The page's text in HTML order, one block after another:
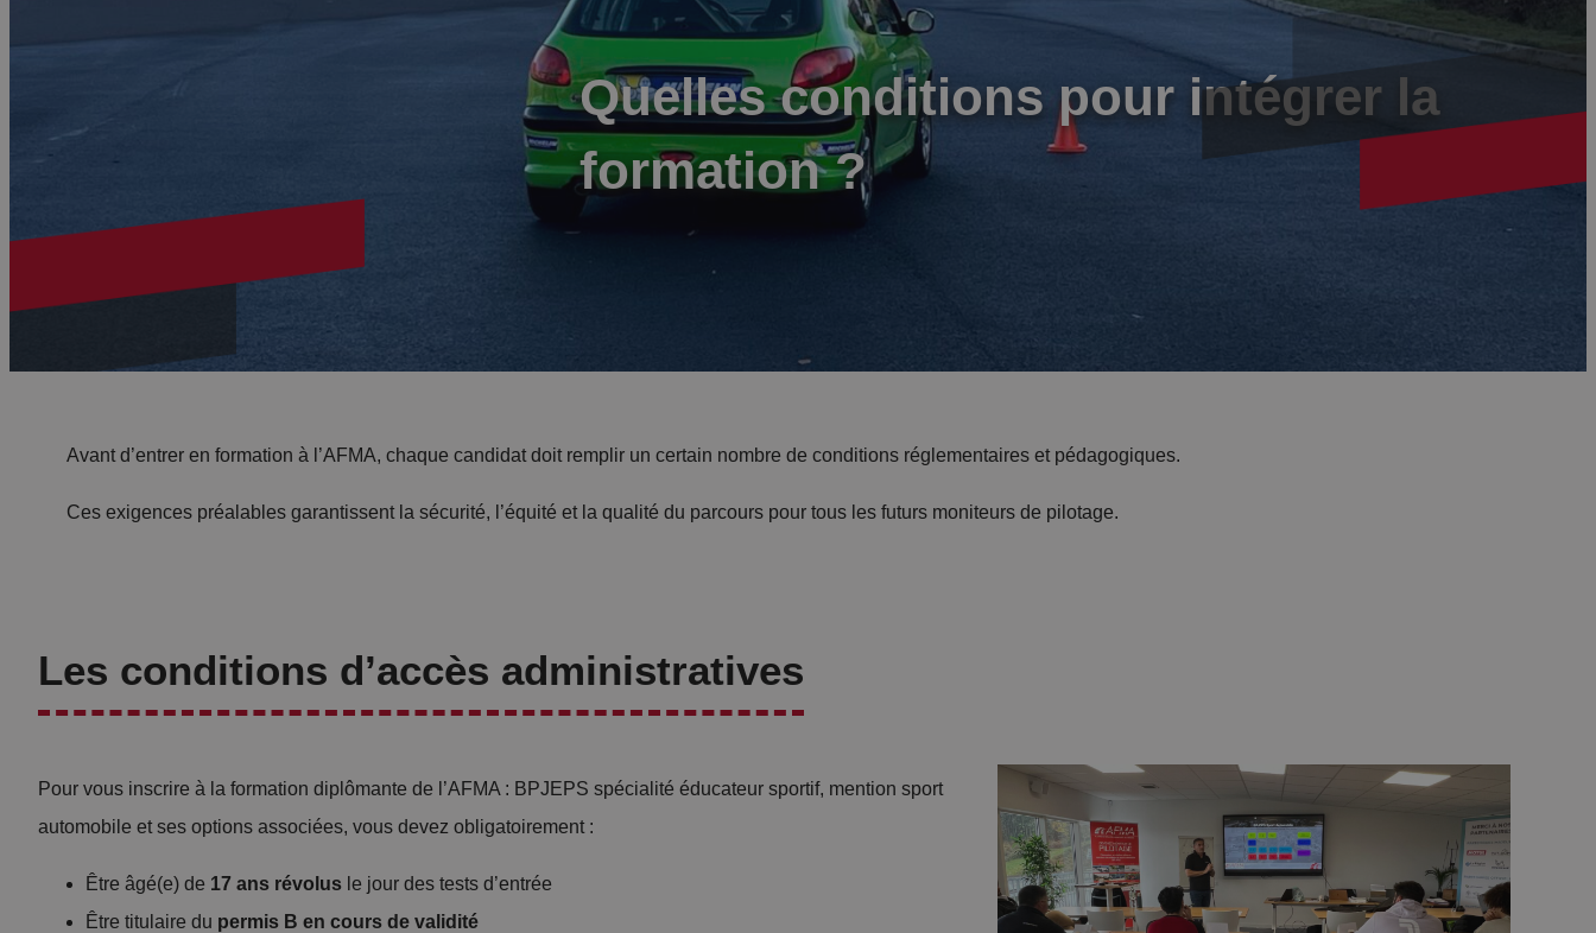
Quelles conditions pour intégrer la
formation ?
Avant d’entrer en formation à l’AFMA, chaque candidat doit remplir un certain nombre de conditions réglementaires et pédagogiques.
Ces exigences préalables garantissent la sécurité, l’équité et la qualité du parcours pour tous les futurs moniteurs de pilotage.
Les conditions d’accès administratives
Pour vous inscrire à la formation diplômante de l’AFMA : BPJEPS spécialité éducateur sportif, mention sport
automobile et ses options associées, vous devez obligatoirement :
Être âgé(e) de 17 ans révolus le jour des tests d’entrée
Être titulaire du permis B en cours de validité